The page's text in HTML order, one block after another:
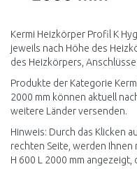
Kermi Heizkörper Profil K
jeweils nach Höhe des
des Heizkörpers,
Produkte der Kategorie
2000 mm können aktuell
weitere Länder versenden.
Hinweis: Durch das Klicken
rechten Seite, werden Ihnen
H 600 L 2000 mm